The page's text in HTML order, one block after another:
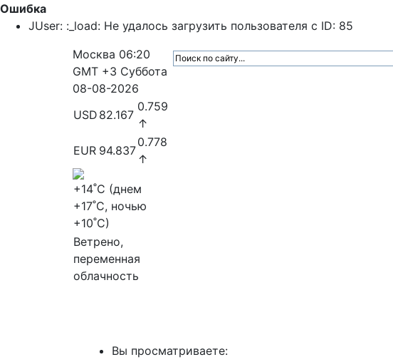
Ошибка
JUser: :_load: Не удалось загрузить пользователя с ID: 85
Москва 06:20
GMT +3 Суббота
08-08-2026
USD 82.167
0.759
↑
EUR 94.837
0.778
↑
+14˚C (днем
+17˚C, ночью
+10˚C)
Ветрено,
переменная
облачность
Вы просматриваете: